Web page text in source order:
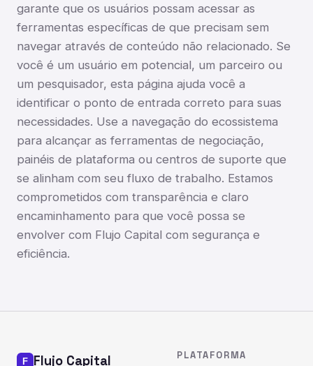
garante que os usuários possam acessar as
ferramentas específicas de que precisam sem
navegar através de conteúdo não relacionado. Se
você é um usuário em potencial, um parceiro ou
um pesquisador, esta página ajuda você a
identificar o ponto de entrada correto para suas
necessidades. Use a navegação do ecossistema
para alcançar as ferramentas de negociação,
painéis de plataforma ou centros de suporte que
se alinham com seu fluxo de trabalho. Estamos
comprometidos com transparência e claro
encaminhamento para que você possa se
envolver com Flujo Capital com segurança e
eficiência.
Flujo Capital PLATAFORMA